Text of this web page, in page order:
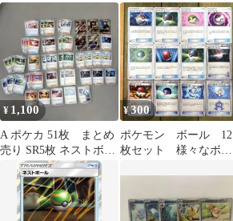
枚セット ボール
¥ 1,100
A ポケカ 51枚 まとめ
売り SR5枚 ネストボー
ル 大地の器 ナンジャモ
¥300
ポケモン ボール 12
枚セット 様々なボー